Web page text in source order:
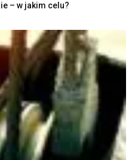
– w jakim celu?